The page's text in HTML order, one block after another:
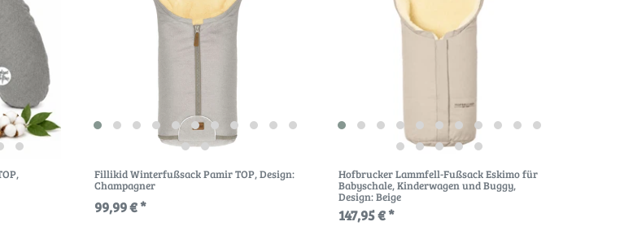
, Fillikid Winterfußsack Pamir TOP, Design:
Champagner
99,99 € *
Hofbrucker Lammfell-Fußsack Eskimo für
Babyschale, Kinderwagen und Buggy,
Design: Beige
147,95 € *